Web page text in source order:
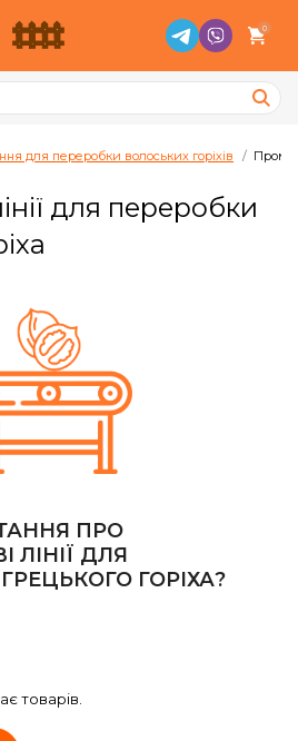
0
обладнання
для переробки волоських горіхів
для переробки
ПРО
ЛІНІЇ ДЛЯ
ГОРІХА?
товарів.